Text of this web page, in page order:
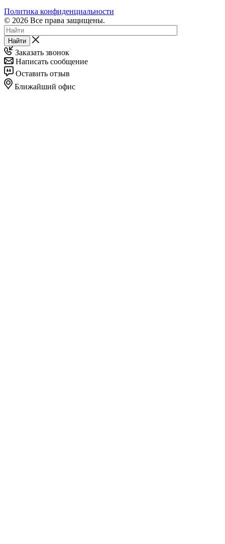
Политика конфиденциальности
© 2026 Все права защищены.
Найти
Заказать звонок
Написать сообщение
Оставить отзыв
Ближайший офис